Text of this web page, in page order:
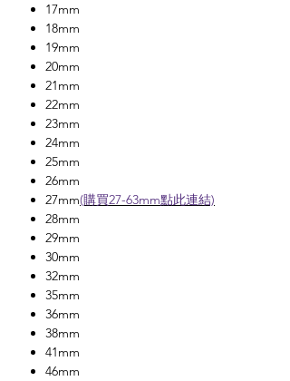
17mm
18mm
19mm
20mm
21mm
22mm
23mm
24mm
25mm
26mm
27mm(購買27-63mm點此連結)
28mm
29mm
30mm
32mm
35mm
36mm
38mm
41mm
46mm